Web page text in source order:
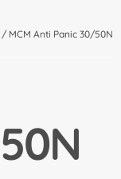
/ MCM Anti Panic 30/50N